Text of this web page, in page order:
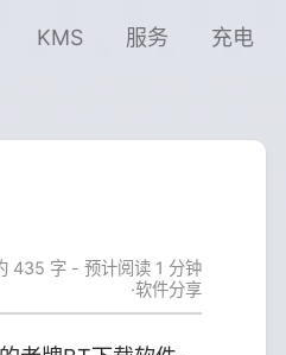
KMS 服务 充电
435 字 - 预计阅读 1 分钟
软件分享